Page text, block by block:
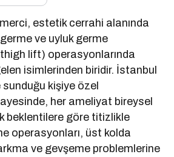
estetik cerrahi alanında
ve uyluk germe
lift) operasyonlarında
isimlerinden biridir. İstanbul
kişiye özel
her ameliyat bireysel
beklentilere göre titizlikle
operasyonları, üst kolda
ve gevşeme problemlerine